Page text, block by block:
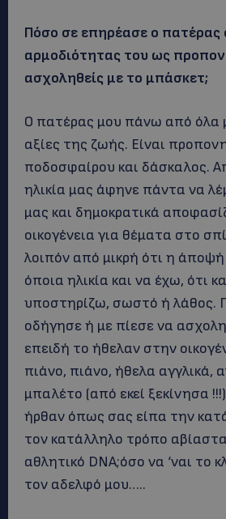
Πόσο σε επηρέασε ο πατέρας
αρμοδιότητας του ως
ασχοληθείς με το μπάσκετ;
Ο πατέρας μου πάνω από όλα
αξίες της ζωής. Είναι
ποδοσφαίρου και δάσκαλος.
ηλικία μας άφηνε πάντα να
μας και δημοκρατικά
οικογένεια για θέματα στο
λοιπόν από μικρή ότι η άποψή
όποια ηλικία και να έχω, ότι
υποστηρίζω, σωστό ή λάθος.
οδήγησε ή με πίεσε να
επειδή το ήθελαν στην
πιάνο, πιάνο, ήθελα αγγλικά,
μπαλέτο (από εκεί ξεκίνησα
ήρθαν όπως σας είπα την
τον κατάλληλο τρόπο
αθλητικό DNA;όσο να ‘ναι το
τον αδελφό μου…..